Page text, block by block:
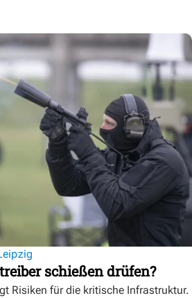
schießen drüfen?
Risiken für die kritische Infrastruktur.